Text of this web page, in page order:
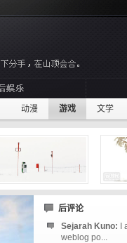
动漫 游戏 文学
后评论
Sejarah Kuno:
weblog po...